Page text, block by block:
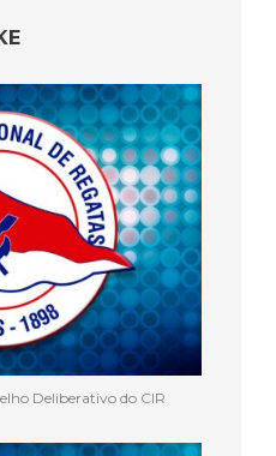
Deliberativo do CIR